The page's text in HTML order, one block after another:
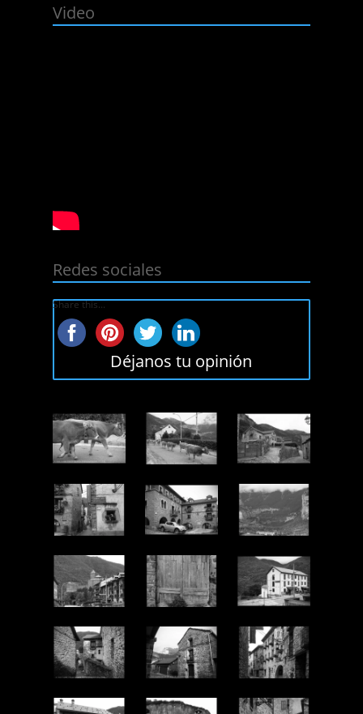
Video
Redes sociales
Share this...
Déjanos tu opinión